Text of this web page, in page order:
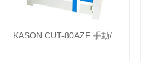
KASON CUT-80AZF 手動/自